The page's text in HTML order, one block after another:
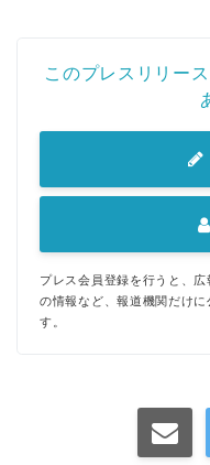
このプレスリリー
プレス会員登録を行うと、
の情報など、報道機関だけ
す。